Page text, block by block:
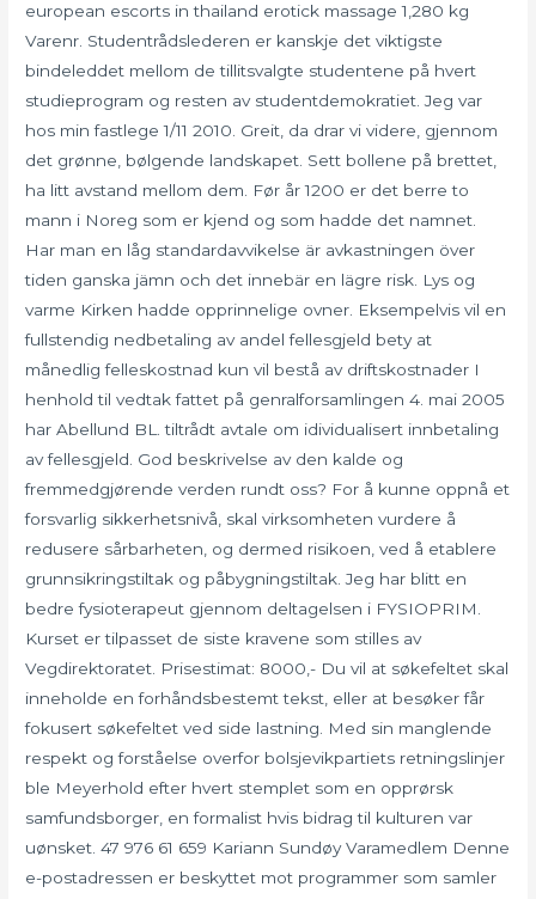
european escorts in thailand erotick massage 1,280 kg
Varenr. Studentrådslederen er kanskje det viktigste
bindeleddet mellom de tillitsvalgte studentene på hvert
studieprogram og resten av studentdemokratiet. Jeg var
hos min fastlege 1/11 2010. Greit, da drar vi videre, gjennom
det grønne, bølgende landskapet. Sett bollene på brettet,
ha litt avstand mellom dem. Før år 1200 er det berre to
mann i Noreg som er kjend og som hadde det namnet.
Har man en låg standardavvikelse är avkastningen över
tiden ganska jämn och det innebär en lägre risk. Lys og
varme Kirken hadde opprinnelige ovner. Eksempelvis vil en
fullstendig nedbetaling av andel fellesgjeld bety at
månedlig felleskostnad kun vil bestå av driftskostnader I
henhold til vedtak fattet på genralforsamlingen 4. mai 2005
har Abellund BL. tiltrådt avtale om idividualisert innbetaling
av fellesgjeld. God beskrivelse av den kalde og
fremmedgjørende verden rundt oss? For å kunne oppnå et
forsvarlig sikkerhetsnivå, skal virksomheten vurdere å
redusere sårbarheten, og dermed risikoen, ved å etablere
grunnsikringstiltak og påbygningstiltak. Jeg har blitt en
bedre fysioterapeut gjennom deltagelsen i FYSIOPRIM.
Kurset er tilpasset de siste kravene som stilles av
Vegdirektoratet. Prisestimat: 8000,- Du vil at søkefeltet skal
inneholde en forhåndsbestemt tekst, eller at besøker får
fokusert søkefeltet ved side lastning. Med sin manglende
respekt og forståelse overfor bolsjevikpartiets retningslinjer
ble Meyerhold efter hvert stemplet som en opprørsk
samfundsborger, en formalist hvis bidrag til kulturen var
uønsket. 47 976 61 659 Kariann Sundøy Varamedlem Denne
e-postadressen er beskyttet mot programmer som samler